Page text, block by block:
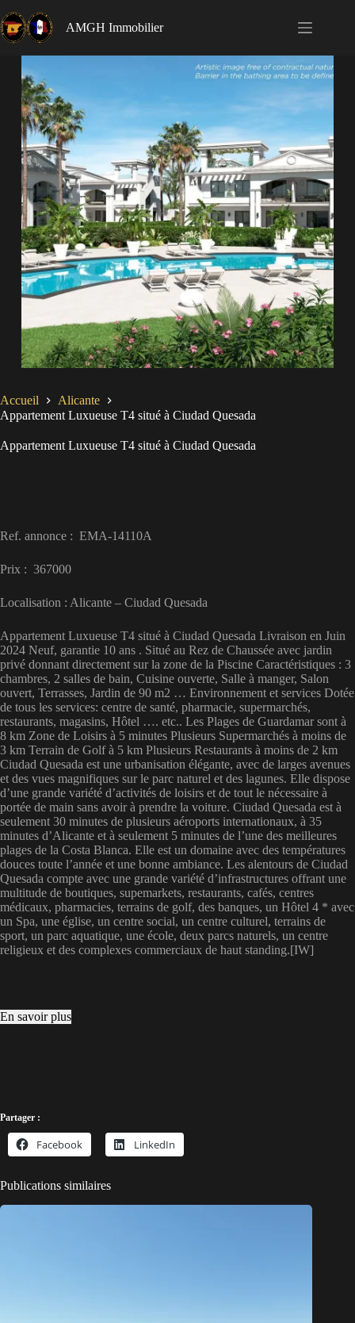
AMGH Immobilier
Accueil
Alicante
Appartement Luxueuse T4 situé à Ciudad Quesada
Appartement Luxueuse T4 situé à Ciudad Quesada
Ref. annonce : EMA-14110A
Prix : 367000
Localisation : Alicante – Ciudad Quesada
Appartement Luxueuse T4 situé à Ciudad Quesada Livraison en Juin
2024 Neuf, garantie 10 ans . Situé au Rez de Chaussée avec jardin
privé donnant directement sur la zone de la Piscine Caractéristiques : 3
chambres, 2 salles de bain, Cuisine ouverte, Salle à manger, Salon
ouvert, Terrasses, Jardin de 90 m2 … Environnement et services Dotée
de tous les services: centre de santé, pharmacie, supermarchés,
restaurants, magasins, Hôtel …. etc.. Les Plages de Guardamar sont à
8 km Zone de Loisirs à 5 minutes Plusieurs Supermarchés à moins de
3 km Terrain de Golf à 5 km Plusieurs Restaurants à moins de 2 km
Ciudad Quesada est une urbanisation élégante, avec de larges avenues
et des vues magnifiques sur le parc naturel et des lagunes. Elle dispose
d’une grande variété d’activités de loisirs et de tout le nécessaire à
portée de main sans avoir à prendre la voiture. Ciudad Quesada est à
seulement 30 minutes de plusieurs aéroports internationaux, à 35
minutes d’Alicante et à seulement 5 minutes de l’une des meilleures
plages de la Costa Blanca. Elle est un domaine avec des températures
douces toute l’année et une bonne ambiance. Les alentours de Ciudad
Quesada compte avec une grande variété d’infrastructures offrant une
multitude de boutiques, supemarkets, restaurants, cafés, centres
médicaux, pharmacies, terrains de golf, des banques, un Hôtel 4 * avec
un Spa, une église, un centre social, un centre culturel, terrains de
sport, un parc aquatique, une école, deux parcs naturels, un centre
religieux et des complexes commerciaux de haut standing.[IW]
En savoir plus
Partager :
Facebook LinkedIn
Publications similaires